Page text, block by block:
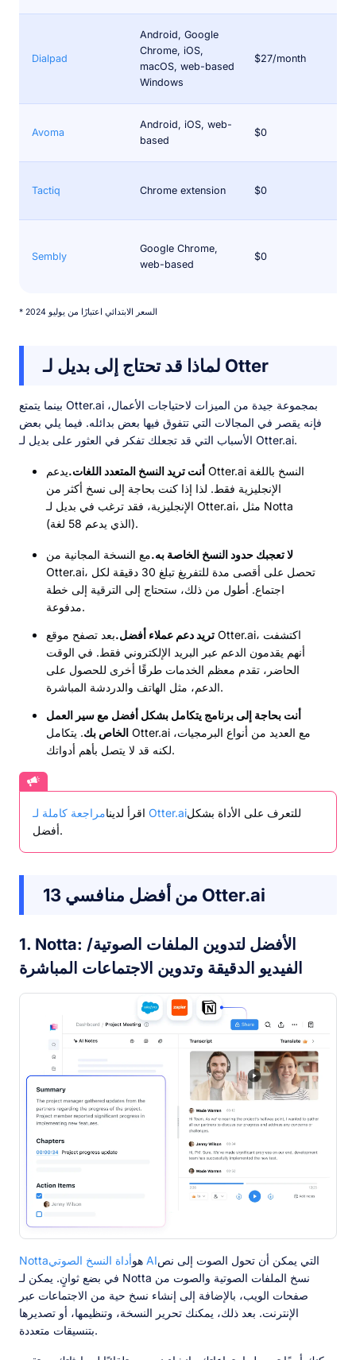
Dialpad
Android, Google
Chrome, iOS,
macOS, web-based
Windows
$27/month
Avoma
Android, iOS, web-
based
$0
Tactiq Chrome extension $0
Sembly
Google Chrome,
web-based
$0
* السعر الابتدائي اعتبارًا من يوليو 2024
لماذا قد تحتاج إلى بديل لـ Otter
بينما يتمتع Otter.ai بمجموعة جيدة من الميزات لاحتياجات الأعمال،
فإنه يقصر في المجالات التي تتفوق فيها بعض بدائله. فيما يلي بعض
الأسباب التي قد تجعلك تفكر في العثور على بديل لـ Otter.ai.
أنت تريد النسخ المتعدد اللغات.يدعم Otter.ai النسخ باللغة
الإنجليزية فقط. لذا إذا كنت بحاجة إلى نسخ أكثر من
الإنجليزية، فقد ترغب في بديل لـ Otter.ai، مثل Notta
(الذي يدعم 58 لغة).
لا تعجبك حدود النسخ الخاصة به.مع النسخة المجانية من
Otter.ai، تحصل على أقصى مدة للتفريغ تبلغ 30 دقيقة لكل
اجتماع. أطول من ذلك، ستحتاج إلى الترقية إلى خطة
مدفوعة.
تريد دعم عملاء أفضل.بعد تصفح موقع Otter.ai، اكتشفت
أنهم يقدمون الدعم عبر البريد الإلكتروني فقط. في الوقت
الحاضر، تقدم معظم الخدمات طرقًا أخرى للحصول على
الدعم، مثل الهاتف والدردشة المباشرة.
أنت بحاجة إلى برنامج يتكامل بشكل أفضل مع سير العمل
الخاص بك. يتكامل Otter.ai مع العديد من أنواع البرمجيات،
لكنه قد لا يتصل بأهم أدواتك.
اقرأ لدينا مراجعة كاملة لـ Otter.aiللتعرف على الأداة بشكل
أفضل.
13 من أفضل منافسي Otter.ai
1. Notta: الأفضل لتدوين الملفات الصوتية/
الفيديو الدقيقة وتدوين الاجتماعات المباشرة
Notta هو أداة النسخ الصوتي AIالتي يمكن أن تحول الصوت إلى نص
في بضع ثوانٍ. يمكن لـ Notta نسخ الملفات الصوتية والصوت من
صفحات الويب، بالإضافة إلى إنشاء نسخ حية من الاجتماعات عبر
الإنترنت. بعد ذلك، يمكنك تحرير النسخة، وتنظيمها، أو تصديرها
بتنسيقات متعددة.